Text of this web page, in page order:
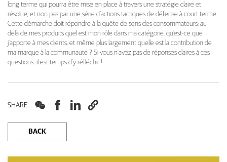
long terme qui pourra être mise en place à travers une stratégie claire et
résolue, et non pas par une série d’actions tactiques de défense à court terme.
Cette démarche doit répondre à la quête de sens des consommateurs: au-
delà de mes produits quel est mon rôle dans ma catégorie, qu’est-ce que
j’apporte à mes clients, et même plus largement quelle est la contribution de
ma marque à la communauté ? Si vous n’avez pas de réponses claires à ces
questions…il est temps d’y réfléchir !
SHARE    
BACK